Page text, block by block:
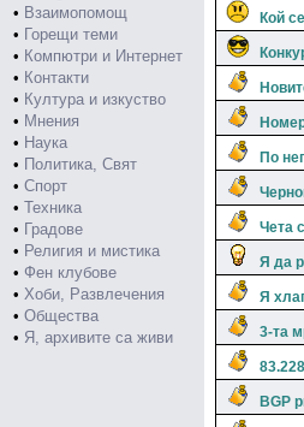
• Взаимопомощ
• Горещи теми
• Компютри и Интернет
• Контакти
• Култура и изкуство
• Мнения
• Наука
• Политика, Свят
• Спорт
• Техника
• Градове
• Религия и мистика
• Фен клубове
• Хоби, Развлечения
• Общества
• Я, архивите са живи
Кой
По
Чета
Я да
Я
3-та
BGP